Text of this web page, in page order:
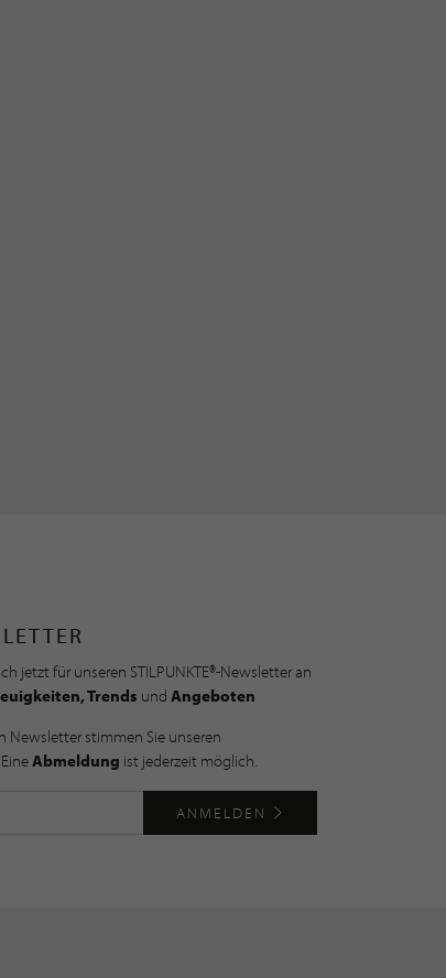
jetzt für unseren STILPUNKTE®-Newsletter an
Trends und Angeboten
Newsletter stimmen Sie unseren
Abmeldung ist jederzeit möglich.
ANMELDEN